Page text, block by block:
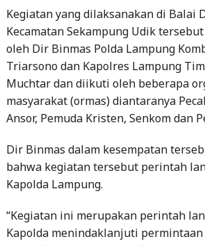
oleh Dir Binmas Polda Lampung
Triarsono dan Kapolres Lampung
Muchtar dan diikuti oleh beberapa
masyarakat (ormas) diantaranya
Ansor, Pemuda Kristen, Senkom dan
Dir Binmas dalam kesempatan
bahwa kegiatan tersebut perintah
Kapolda Lampung.
“Kegiatan ini merupakan perintah
Kapolda menindaklanjuti permintaan
Jum’at Curhat bulan lalu. Dan ini
Indonesia dan bisa menjadi contoh